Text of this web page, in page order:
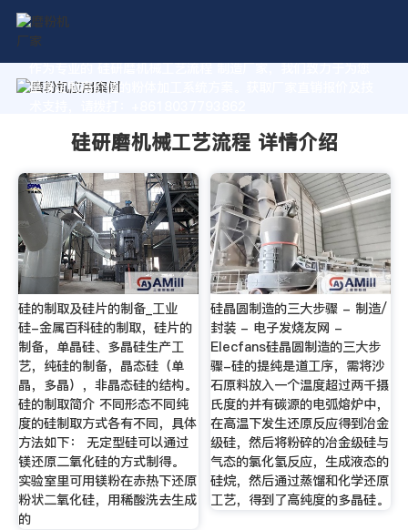
作为专业的 硅研磨机械工艺流程 制造厂家，我们致力于为您
量身定制高价值的粉体加工系统方案。获取厂家直销报价及技
硅研磨机械工艺流程 详情介绍
硅的制取及硅片的制备_工业
硅-金属百科硅的制取，硅片的
制备，单晶硅、多晶硅生产工
艺，纯硅的制备，晶态硅（单
晶，多晶），非晶态硅的结构。
硅的制取简介 不同形态不同纯
度的硅制取方式各有不同，具体
方法如下： 无定型硅可以通过
镁还原二氧化硅的方式制得。
实验室里可用镁粉在赤热下还原
粉状二氧化硅，用稀酸洗去生成
的
硅晶圆制造的三大步骤 - 制造/
封装 - 电子发烧友网 -
Elecfans硅晶圆制造的三大步
骤-硅的提纯是道工序，需将沙
石原料放入一个温度超过两千摄
氏度的并有碳源的电弧熔炉中，
在高温下发生还原反应得到冶金
级硅，然后将粉碎的冶金级硅与
气态的氯化氢反应，生成液态的
硅烷，然后通过蒸馏和化学还原
工艺，得到了高纯度的多晶硅。